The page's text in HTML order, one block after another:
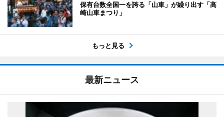
保有台数全国一を誇る「山車」が繰り出す「高
崎山車まつり」
もっと見る
最新ニュース